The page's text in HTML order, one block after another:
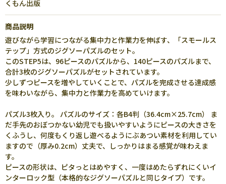
くもん出版
商品説明
遊びながら学習につながる集中力と作業力を伸ばす、「スモールス
テップ」方式のジグソーパズルのセット。
このSTEP5は、96ピースのパズルから、140ピースのパズルまで、
合計3枚のジグソーパズルがセットされています。
少しずつピースを増やしていくことで、パズルを完成させる達成感
を味わいながら、集中力と作業力を高めていけます。
パズル3枚入り。 パズルのサイズ：各B4判（36.4cm×25.7cm） ま
だ手先のおぼつかない幼児でも扱いやすいようにピースの大きさを
くふうし、何度もくり返し遊べるようにぶあつい素材を利用してい
ますので（厚み0.2cm）丈夫で、しっかりはまる感覚が味わえま
す。
ピースの形状は、ピタっとはめやすく、一度はめたらずれにくいイ
ンターロック型（本格的なジグソーパズルと同じタイプ）です。